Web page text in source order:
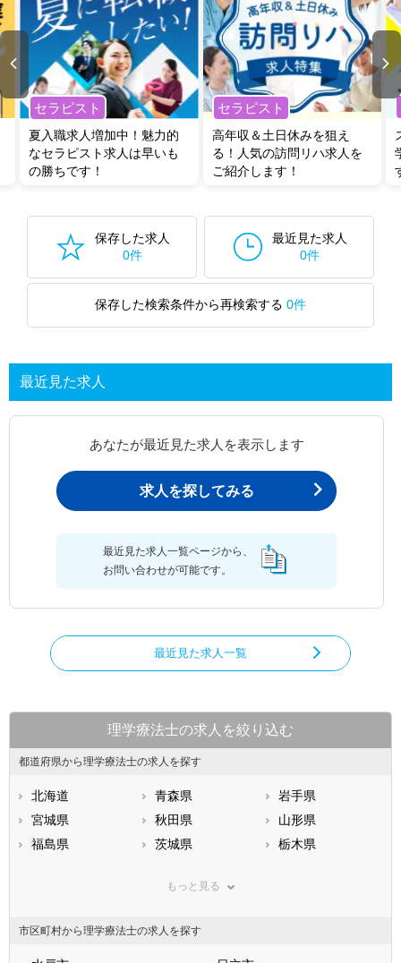
セラピスト
夏入職求人増加中！魅力的
なセラピスト求人は早いも
の勝ちです！
セラピスト
高年収＆土日休みを狙え
る！人気の訪問リハ求人を
ご紹介します！
保存した求人
0件
最近見た求人
0件
保存した検索条件から再検索する 0件
最近見た求人
あなたが最近見た求人を表示します
求人を探してみる
最近見た求人一覧ページから、
お問い合わせが可能です。
最近見た求人一覧
理学療法士の求人を絞り込む
都道府県から理学療法士の求人を探す
北海道 青森県
岩手県
宮城県
秋田県
山形県
福島県
茨城県
栃木県
神奈川県
石川県
福井県
もっと見る
市区町村から理学療法士の求人を探す